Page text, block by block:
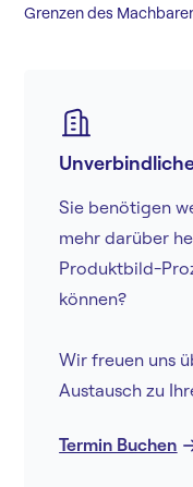
Grenzen des
Sie benötigen
mehr darüber
Produktbild-
können?
Wir freuen uns
Austausch zu
Termin Buchen